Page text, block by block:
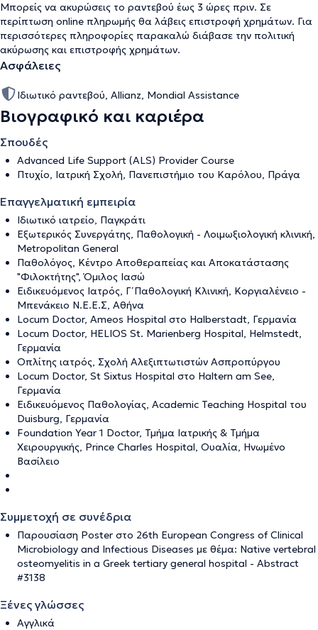
Μπορείς να ακυρώσεις το ραντεβού έως 3 ώρες πριν. Σε
περίπτωση online πληρωμής θα λάβεις επιστροφή χρημάτων. Για
περισσότερες πληροφορίες παρακαλώ διάβασε την πολιτική
ακύρωσης και επιστροφής χρημάτων.
Ασφάλειες
Ιδιωτικό ραντεβού, Allianz, Mondial Assistance
Βιογραφικό και καριέρα
Σπουδές
Advanced Life Support (ALS) Provider Course
Πτυχίο, Ιατρική Σχολή, Πανεπιστήμιο του Καρόλου, Πράγα
Επαγγελματική εμπειρία
Ιδιωτικό ιατρείο, Παγκράτι
Εξωτερικός Συνεργάτης, Παθολογική - Λοιμωξιολογική κλινική,
Metropolitan General
Παθολόγος, Κέντρο Αποθεραπείας και Αποκατάστασης
"Φιλοκτήτης", Όμιλος Ιασώ
Ειδικευόμενος Ιατρός, Γ΄ Παθολογική Κλινική, Κοργιαλένειο -
Μπενάκειο Ν.Ε.Ε.Σ, Αθήνα
Locum Doctor, Ameos Hospital στο Halberstadt, Γερμανία
Locum Doctor, HELIOS St. Marienberg Hospital, Helmstedt,
Γερμανία
Οπλίτης ιατρός, Σχολή Αλεξιπτωτιστών Ασπροπύργου
Locum Doctor, St Sixtus Hospital στο Haltern am See,
Γερμανία
Ειδικευόμενος Παθολογίας, Academic Teaching Hospital του
Duisburg, Γερμανία
Foundation Year 1 Doctor, Τμήμα Ιατρικής & Τμήμα
Χειρουργικής, Prince Charles Hospital, Ουαλία, Ηνωμένο
Βασίλειο
Συμμετοχή σε συνέδρια
Παρουσίαση Poster στο 26th European Congress of Clinical
Microbiology and Infectious Diseases με θέμα: Native vertebral
osteomyelitis in a Greek tertiary general hospital - Abstract
#3138
Ξένες γλώσσες
Αγγλικά